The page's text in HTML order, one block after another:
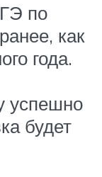
по
как
года.
успешно
будет